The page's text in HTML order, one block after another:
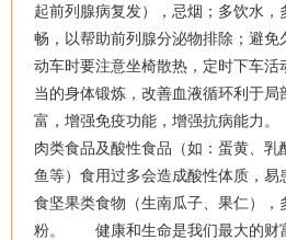
起前列腺病复发），忌烟；多饮水，
畅，以帮助前列腺分泌物排除；避免
动车时要注意坐椅散热，定时下车活
当的身体锻炼，改善血液循环利于
富，增强免疫功能，增强抗病能力
肉类食品及酸性食品（如：蛋黄、乳
鱼等）食用过多会造成酸性体质，
食坚果类食物（生南瓜子、果仁），
粉。 健康和生命是我们最大的财